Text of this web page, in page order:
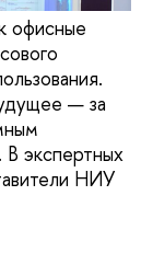
офисные
— за
экспертных
НИУ